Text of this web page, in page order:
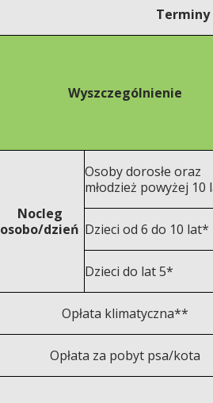
Terminy
Wyszczególnienie
Nocleg
osobo/dzień
Osoby dorosłe oraz
młodzież powyżej 10
Dzieci od 6 do 10 lat*
Dzieci do lat 5*
Opłata klimatyczna**
Opłata za pobyt psa/kota